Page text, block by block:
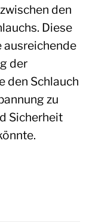
den
Diese
ausreichende
der
den Schlauch
zu
Sicherheit